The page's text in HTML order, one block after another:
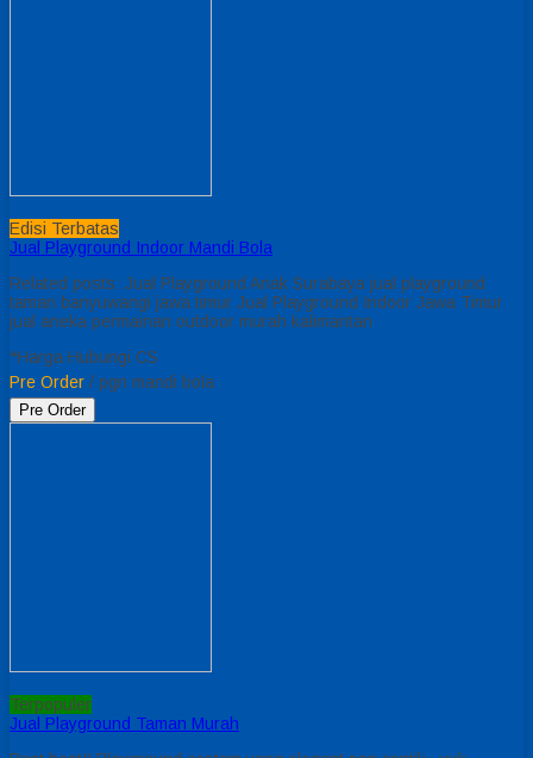
Edisi Terbatas
Jual Playground Indoor Mandi Bola
Related posts: Jual Playground Anak Surabaya jual playground
taman banyuwangi jawa timur Jual Playground Indoor Jawa Timur
jual aneka permainan outdoor murah kalimantan
*Harga Hubungi CS
Pre Order / pgn mandi bola
Pre Order
Terpopuler
Jual Playground Taman Murah